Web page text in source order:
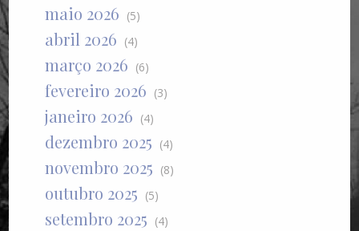
maio 2026 (5)
abril 2026 (4)
março 2026 (6)
fevereiro 2026 (3)
janeiro 2026 (4)
dezembro 2025 (4)
novembro 2025 (8)
outubro 2025 (5)
setembro 2025 (4)